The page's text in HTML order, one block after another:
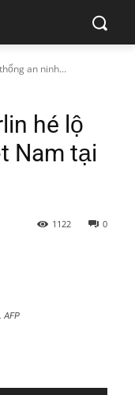
an ninh...
hé lộ
Nam tại
0
1122
AFP